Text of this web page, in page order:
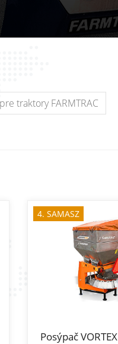
traktory FARMTRAC
4. SAMASZ
Posýpač VORTEX